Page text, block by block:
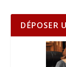
DÉPOSER